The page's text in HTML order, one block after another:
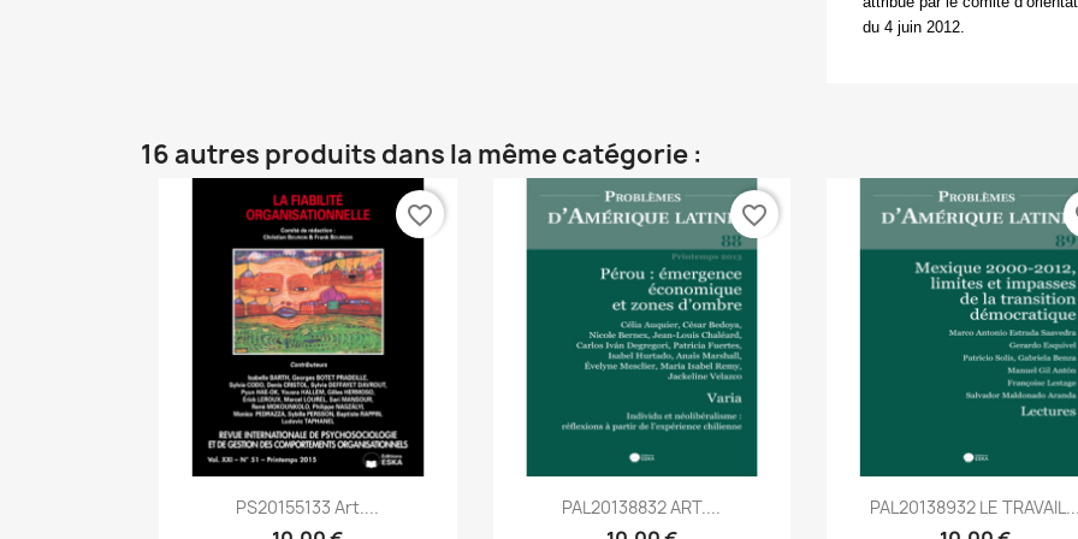
du 4 juin 2012.
16 autres produits dans la même catégorie :
Aperçu rapide
PS20155133 Art....
favorite_border
 Aperçu rapide
PAL20138832 ART....
favorite_border
Aperçu rapide
PAL20138932 LE TRAVAIL...